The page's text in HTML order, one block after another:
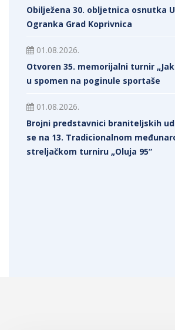
Obilježena 30. obljetnica osnutka
Ogranka Grad Koprivnica
01.08.2026.
Otvoren 35. memorijalni turnir
u spomen na poginule sportaše
01.08.2026.
Brojni predstavnici braniteljskih
se na 13. Tradicionalnom
streljačkom turniru „Oluja 95“